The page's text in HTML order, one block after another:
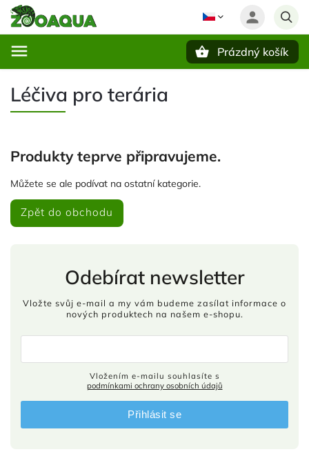
Prázdný košík
Léčiva pro terária
Produkty teprve připravujeme.
Můžete se ale podívat na ostatní kategorie.
Zpět do obchodu
Odebírat newsletter
Vložte svůj e-mail a my vám budeme zasílat informace o
nových produktech na našem e-shopu.
podmínkami ochrany osobních údajů
Přihlásit se